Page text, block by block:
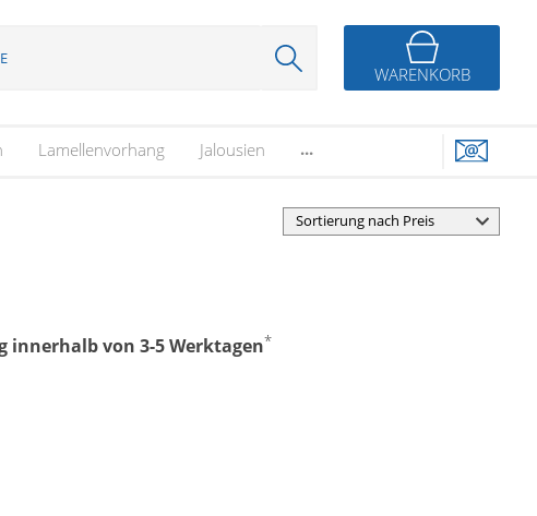
WARENKORB
Lamellenvorhang Jalousien ...
von 3-5 Werktagen*